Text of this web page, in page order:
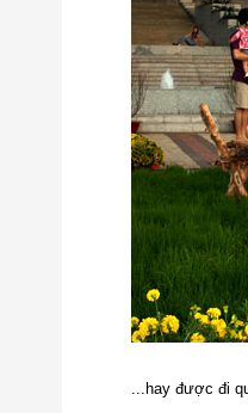
...hay được đi